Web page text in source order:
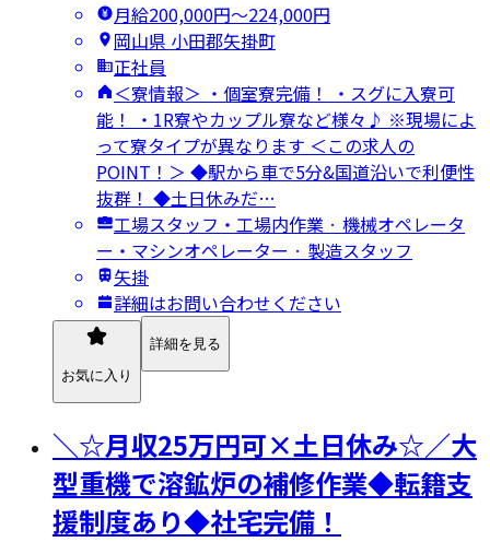
月給200,000円〜224,000円
岡山県 小田郡矢掛町
正社員
＜寮情報＞ ・個室寮完備！ ・スグに入寮可
能！ ・1R寮やカップル寮など様々♪ ※現場によ
って寮タイプが異なります ＜この求人の
POINT！＞ ◆駅から車で5分&国道沿いで利便性
抜群！ ◆土日休みだ…
工場スタッフ・工場内作業 · 機械オペレータ
ー・マシンオペレーター · 製造スタッフ
矢掛
詳細はお問い合わせください
お気に入り
詳細を見る
＼☆月収25万円可×土日休み☆／大
型重機で溶鉱炉の補修作業◆転籍支
援制度あり◆社宅完備！